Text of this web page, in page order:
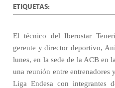
ETIQUETAS:
El técnico del Iberostar
gerente y director deportivo,
lunes, en la sede de la ACB en
una reunión entre entrenadores
Liga Endesa con integrantes